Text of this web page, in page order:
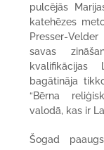
pulcējās
katehēzes
Presser-
savas
bagātināja
“Bērna
valodā, kas ir
Šogad